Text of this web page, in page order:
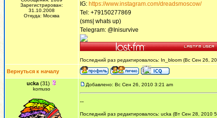
Зарегистрирован:
31.10.2008
Откуда: Москва
IG: https://www.instagram.com/dreadsmoscow/
Tel: +79150277869
(sms| whats up)
Telegram: @Inisurvive
Последний раз редактировалось: In_bloom (Вс Сен 26,
Вернуться к началу
ucka (31)
komuso
Добавлено: Вс Сен 26, 2010 3:21 am
--
Последний раз редактировалось: ucka (Вт Сен 28, 2010